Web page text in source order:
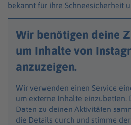
bekannt für ihre Schneesicherheit
Wir benötigen deine
um Inhalte von
anzuzeigen.
Wir verwenden einen Service
um externe Inhalte einzubetten.
Daten zu deinen Aktivitäten
die Details durch und stimme